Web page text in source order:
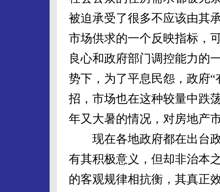
被迫承受了很多不应该由其
市场供求的一个反映指标，
良心和政府部门调控能力的
势下，为了平息民怨，政府
招，市场也在这种较量中跌
年又大暑的情况，对房地产
现在各地政府都在出台政
有其积极意义，但却非治本
的客观规律相抗衡，其真正